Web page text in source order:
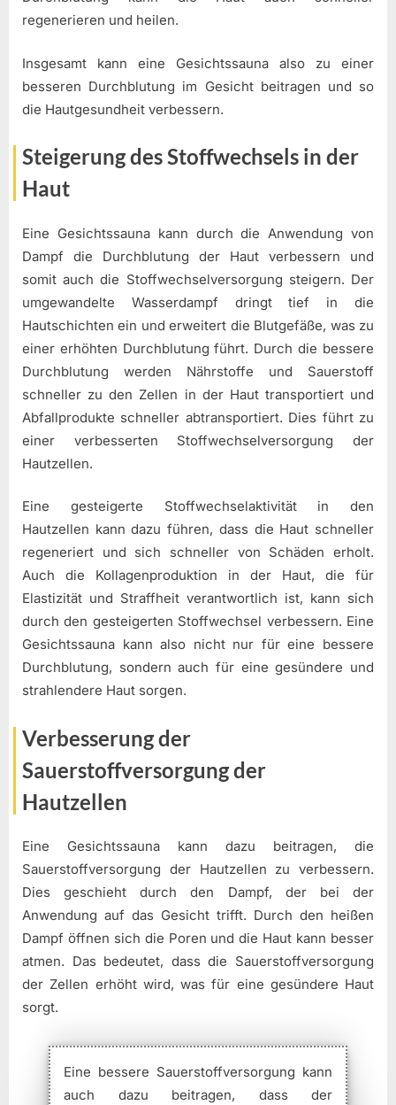
regenerieren und heilen.
Insgesamt kann eine Gesichtssauna also zu einer
besseren Durchblutung im Gesicht beitragen und so
die Hautgesundheit verbessern.
Steigerung des Stoffwechsels in der
Haut
Eine Gesichtssauna kann durch die Anwendung von
Dampf die Durchblutung der Haut verbessern und
somit auch die Stoffwechselversorgung steigern. Der
umgewandelte Wasserdampf dringt tief in die
Hautschichten ein und erweitert die Blutgefäße, was zu
einer erhöhten Durchblutung führt. Durch die bessere
Durchblutung werden Nährstoffe und Sauerstoff
schneller zu den Zellen in der Haut transportiert und
Abfallprodukte schneller abtransportiert. Dies führt zu
einer verbesserten Stoffwechselversorgung der
Hautzellen.
Eine gesteigerte Stoffwechselaktivität in den
Hautzellen kann dazu führen, dass die Haut schneller
regeneriert und sich schneller von Schäden erholt.
Auch die Kollagenproduktion in der Haut, die für
Elastizität und Straffheit verantwortlich ist, kann sich
durch den gesteigerten Stoffwechsel verbessern. Eine
Gesichtssauna kann also nicht nur für eine bessere
Durchblutung, sondern auch für eine gesündere und
strahlendere Haut sorgen.
Verbesserung der
Sauerstoffversorgung der
Hautzellen
Eine Gesichtssauna kann dazu beitragen, die
Sauerstoffversorgung der Hautzellen zu verbessern.
Dies geschieht durch den Dampf, der bei der
Anwendung auf das Gesicht trifft. Durch den heißen
Dampf öffnen sich die Poren und die Haut kann besser
atmen. Das bedeutet, dass die Sauerstoffversorgung
der Zellen erhöht wird, was für eine gesündere Haut
sorgt.
Eine bessere Sauerstoffversorgung kann
auch dazu beitragen, dass der